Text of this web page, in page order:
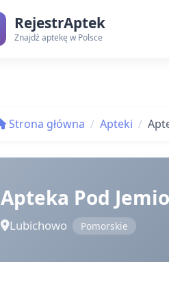
RejestrAptek
Znajdź aptekę w Polsce
Strona główna Apteki
Apteka Pod
Lubichowo Pomorskie